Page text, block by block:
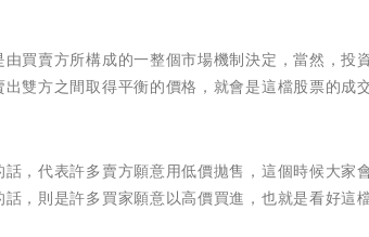
買賣方所構成的一整個市場機制決定，當然，投
雙方之間取得平衡的價格，就會是這檔股票的成交
，代表許多賣方願意用低價拋售，這個時候大家
，則是許多買家願意以高價買進，也就是看好這